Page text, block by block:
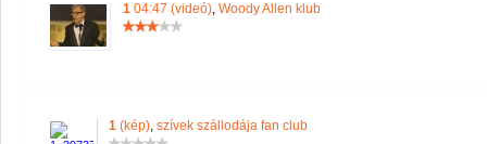
1 04:47 (videó), Woody Allen klub
1 (kép), szívek szállodája fan club